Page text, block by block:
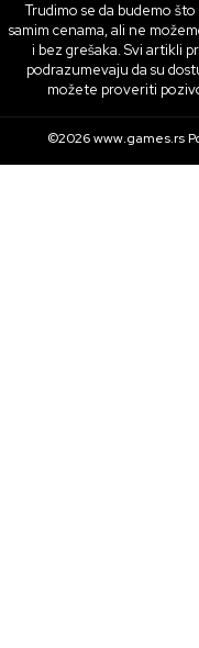
Trudimo se da budemo
samim cenama, ali ne
i bez grešaka. Svi artikli
podrazumevaju da su
možete proveriti
©2026www.games.rs